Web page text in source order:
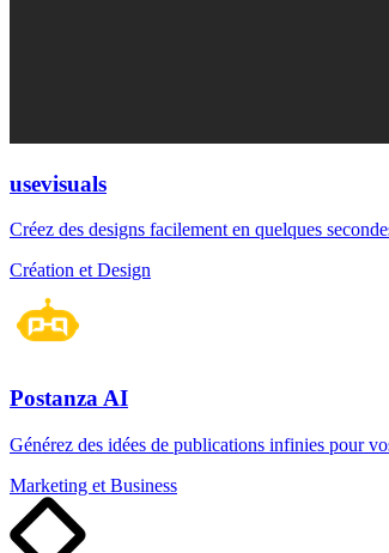
usevisuals
Créez des designs facilement en quelques
Création et Design
Postanza AI
Générez des idées de publications infinies pour
Marketing et Business